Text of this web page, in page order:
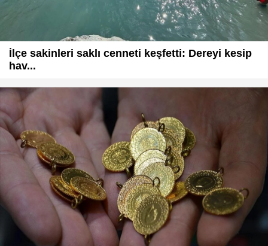
İlçe sakinleri saklı cenneti keşfetti: Dereyi kesip
hav...